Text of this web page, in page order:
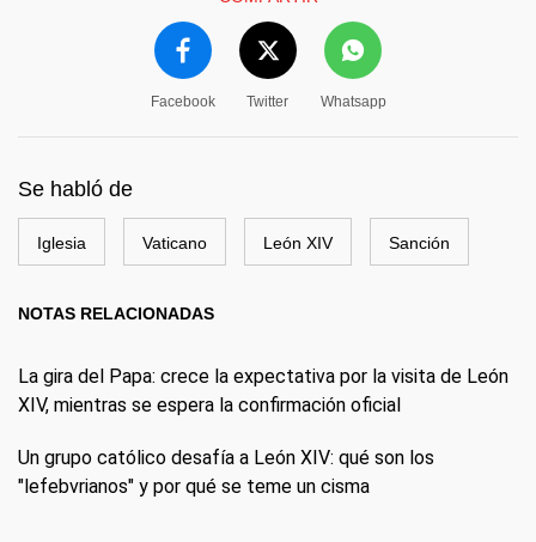
Facebook Twitter Whatsapp
Se habló de
Iglesia Vaticano León XIV Sanción
NOTAS RELACIONADAS
La gira del Papa: crece la expectativa por la visita de León
XIV, mientras se espera la confirmación oficial
Un grupo católico desafía a León XIV: qué son los
"lefebvrianos" y por qué se teme un cisma